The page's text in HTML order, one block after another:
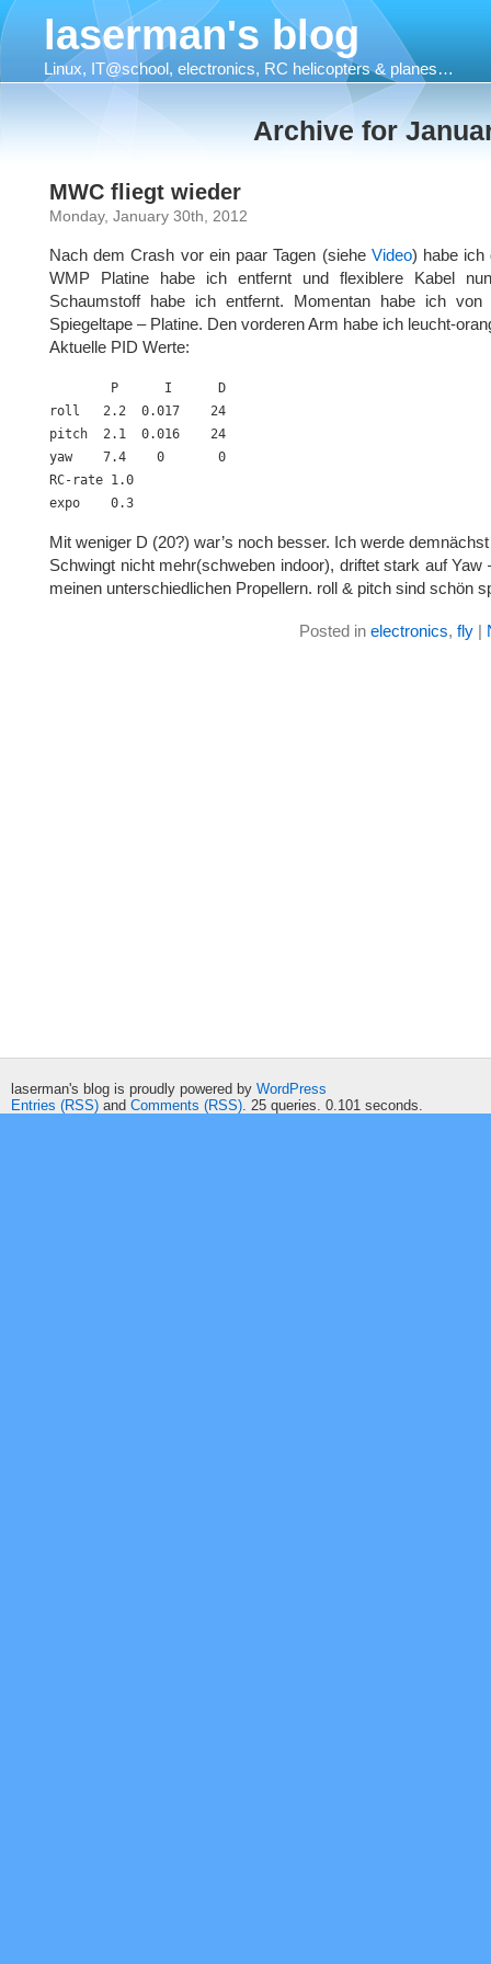
laserman's blog
Linux, IT@school, electronics, RC helicopters & planes…
Archive for
MWC fliegt wieder
Monday, January 30th, 2012
Nach dem Crash vor ein paar Tagen (siehe Video) habe ich
WMP Platine habe ich entfernt und flexiblere Kabel
Schaumstoff habe ich entfernt. Momentan habe ich
Spiegeltape – Platine. Den vorderen Arm habe ich leucht-
Aktuelle PID Werte:
        P      I      D
roll   2.2  0.017    24
pitch  2.1  0.016    24
yaw    7.4    0       0
RC-rate 1.0
Mit weniger D (20?) war’s noch besser. Ich werde
Schwingt nicht mehr(schweben indoor), driftet stark auf
meinen unterschiedlichen Propellern. roll & pitch sind schön
Posted in electronics, fly |
laserman's blog is proudly powered by WordPress
Entries (RSS) and Comments (RSS). 25 queries. 0.101 seconds.